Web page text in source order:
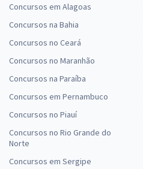
Concursos em Alagoas
Concursos na Bahia
Concursos no Ceará
Concursos no Maranhão
Concursos na Paraíba
Concursos em Pernambuco
Concursos no Piauí
Concursos no Rio Grande do
Norte
Concursos em Sergipe